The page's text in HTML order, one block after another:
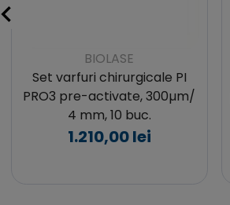
BIOLASE
Set varfuri chirurgicale PI
PRO3 pre-activate, 300µm/
4 mm, 10 buc.
1.210,00 lei